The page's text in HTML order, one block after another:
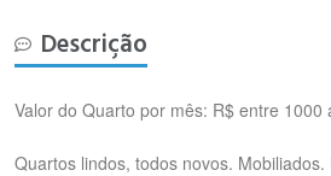
Descrição
Valor do Quarto por mês: R$ entre 1000
Quartos lindos, todos novos.